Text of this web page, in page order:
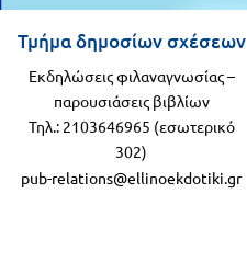
Τμήμα δημοσίων σχέσεων
Εκδηλώσεις φιλαναγνωσίας –
παρουσιάσεις βιβλίων
Τηλ.: 2103646965 (εσωτερικό
302)
pub-relations@ellinoekdotiki.gr